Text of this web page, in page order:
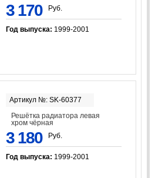
3 170 Руб.
Год выпуска: 1999-2001
Артикул №: SK-60377
Решётка радиатора левая
хром чёрная
3 180 Руб.
Год выпуска: 1999-2001